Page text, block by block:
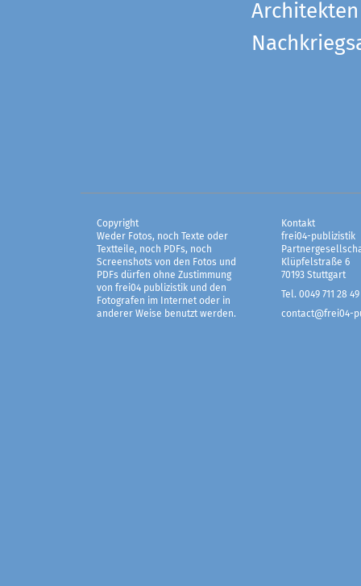
Copyright
Weder Fotos, noch Texte oder
Textteile, noch PDFs, noch
Screenshots von den Fotos und
PDFs dürfen ohne Zustimmung
von frei04 publizistik und den
Fotografen im Internet oder in
anderer Weise benutzt werden.
Kontakt
frei04-publizistik
Klüpfelstraße 6
70193 Stuttgart
Tel. 0049 711 28 49
contact@frei04-